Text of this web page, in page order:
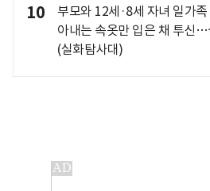
10
부모와 12세·8세 자녀 일가
아내는 속옷만 입은 채 투신…
(실화탐사대)